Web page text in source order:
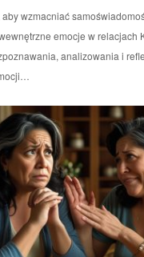
wzmacniać
emocje w relacjach
analizowania i